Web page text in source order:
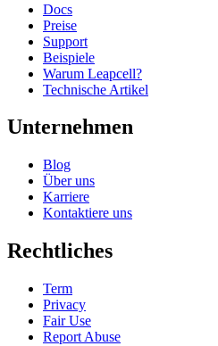
Docs
Preise
Support
Beispiele
Warum Leapcell?
Technische Artikel
Unternehmen
Blog
Über uns
Karriere
Kontaktiere uns
Rechtliches
Term
Privacy
Fair Use
Report Abuse